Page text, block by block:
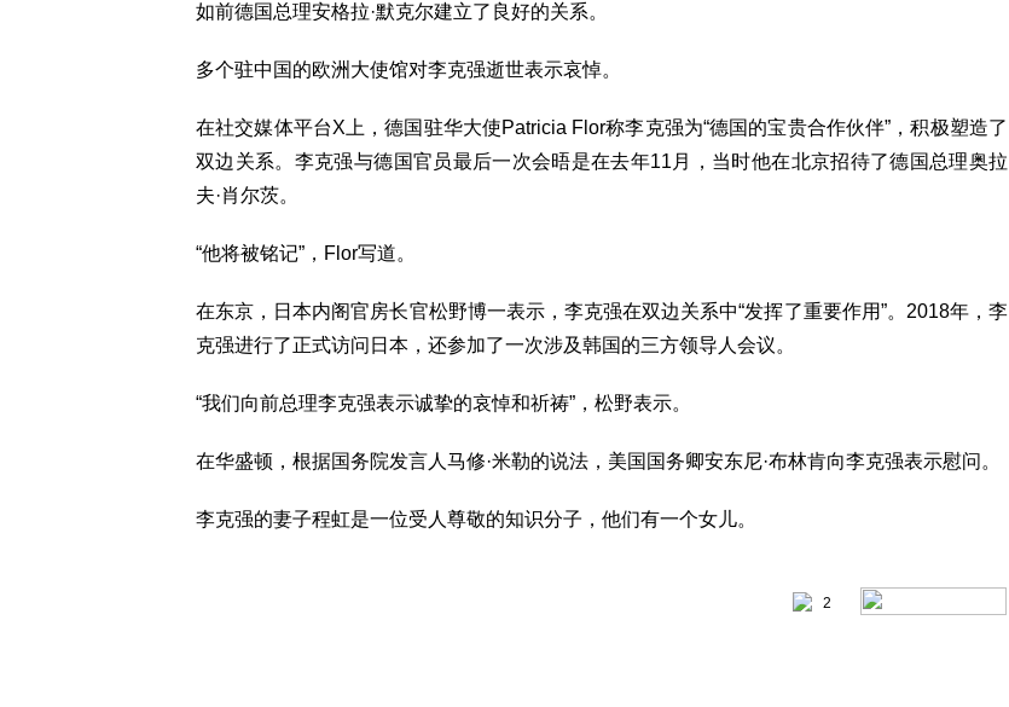
如前德国总理安格拉·默克尔建立了良好的关系。
多个驻中国的欧洲大使馆对李克强逝世表示哀悼。
在社交媒体平台X上，德国驻华大使Patricia Flor称李克强为“德国的宝贵合作伙伴”，积极塑造了
双边关系。李克强与德国官员最后一次会晤是在去年11月，当时他在北京招待了德国总理奥拉
夫·肖尔茨。
“他将被铭记”，Flor写道。
在东京，日本内阁官房长官松野博一表示，李克强在双边关系中“发挥了重要作用”。2018年，李
克强进行了正式访问日本，还参加了一次涉及韩国的三方领导人会议。
“我们向前总理李克强表示诚挚的哀悼和祈祷”，松野表示。
在华盛顿，根据国务院发言人马修·米勒的说法，美国国务卿安东尼·布林肯向李克强表示慰问。
李克强的妻子程虹是一位受人尊敬的知识分子，他们有一个女儿。
2